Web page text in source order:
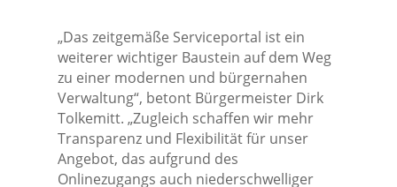
„Das zeitgemäße Serviceportal ist ein
weiterer wichtiger Baustein auf dem Weg
zu einer modernen und bürgernahen
Verwaltung“, betont Bürgermeister Dirk
Tolkemitt. „Zugleich schaffen wir mehr
Transparenz und Flexibilität für unser
Angebot, das aufgrund des
Onlinezugangs auch niederschwelliger